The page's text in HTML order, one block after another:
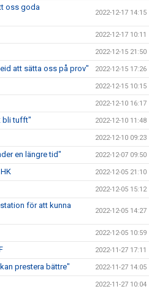
oss goda
2022-12-17 14:15
2022-12-17 10:11
2022-12-15 21:50
att sätta oss på prov" 2022-12-15 17:26
2022-12-15 10:15
2022-12-10 16:17
bli tufft" 2022-12-10 11:48
2022-12-10 09:23
en längre tid" 2022-12-07 09:50
2022-12-05 21:10
2022-12-05 15:12
för att kunna
2022-12-05 14:27
2022-12-05 10:59
2022-11-27 17:11
prestera bättre" 2022-11-27 14:05
2022-11-27 10:04